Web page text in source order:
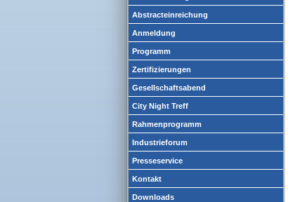
Abstracteinreichung
Anmeldung
Programm
Zertifizierungen
Gesellschaftsabend
City Night Treff
Rahmenprogramm
Industrieforum
Presseservice
Kontakt
Downloads